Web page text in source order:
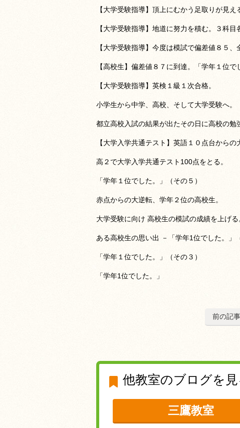
【大学受験指導】頂上にむかう足取りが見え
【大学受験指導】地道に努力を積む。３科目
【大学受験指導】今度は模試で偏差値８５
【高校生】偏差値８７に到達。「学年１位
【大学受験指導】英検１級１次合格。
小学生から中学、高校、そして大学受験へ。
都立高校入試の結果が出たその日に高校の勉
【大学入学共通テスト】英語１０点台からの
高２で大学入学共通テスト100点をとる。
「学年１位でした。」（その５）
赤点からの大逆転、学年２位の高校生。
大学受験に向け 高校生の模試の成績を上げる
ある高校生の思い出 －「学年1位でした。」
「学年１位でした。」（その３）
「学年1位でした。」
前の記事
他教室のブログを見
三鷹教室